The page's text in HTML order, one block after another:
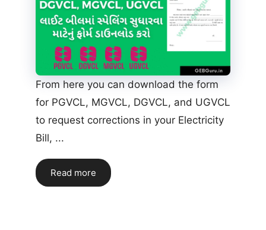
From here you can download the form
for PGVCL, MGVCL, DGVCL, and UGVCL
to request corrections in your Electricity
Bill, ...
Read more